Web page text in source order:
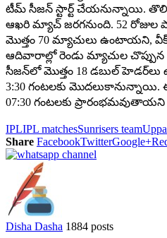
టీమ్ సీజన్​ స్టార్ట్ చేయనున్నాయి.
ఆఖరి మ్యాచ్​ జరగనుంది. 52 రోజుల
మొత్తం 70 మ్యాచులు ఉంటాయని,
ఆదివారాల్లో రెండు మ్యాచుల
సీజన్​లో మొత్తం 18 డబుల్
3:30 గంటలకు
07:30 గంటలకు
IPLIPL matchesSunrisers team
Share FacebookTwitterGoogle+
Disha Dasha 1884 posts